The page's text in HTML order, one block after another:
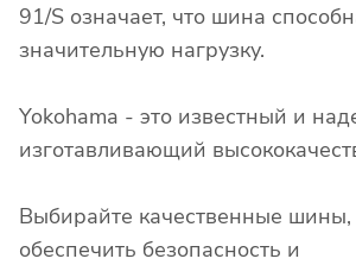
91/S означает, что шина
значительную нагрузку.
Yokohama - это известный и
изготавливающий
Выбирайте качественные шины,
обеспечить безопасность и